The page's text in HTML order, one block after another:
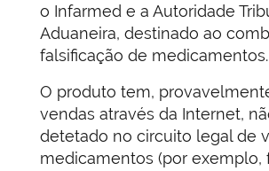
o Infarmed e a Autoridade
Aduaneira, destinado ao
falsificação de medicamentos.
O produto tem,
vendas através da Internet,
detetado no circuito legal de
medicamentos (por exemplo,